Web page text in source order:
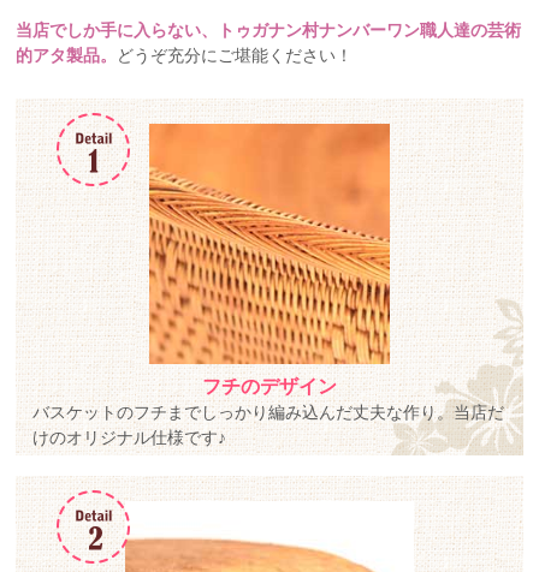
当店でしか手に入らない、トゥガナン村ナンバーワン職人達の芸術
的アタ製品。 どうぞ充分にご堪能ください！
フチのデザイン
バスケットのフチまでしっかり編み込んだ丈夫な作り。当店だ
けのオリジナル仕様です♪